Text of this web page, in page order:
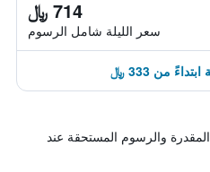
714 ﷼
سعر الليلة شامل الرسوم
والرسوم المستحقة عند